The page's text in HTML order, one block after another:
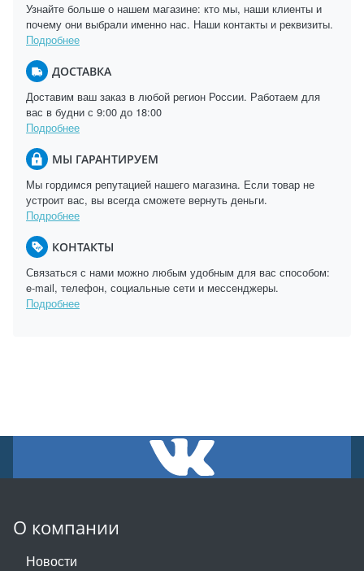
Узнайте больше о нашем магазине: кто мы, наши клиенты и
почему они выбрали именно нас. Наши контакты и реквизиты.
Подробнее
ДОСТАВКА
Доставим ваш заказ в любой регион России. Работаем для
вас в будни с 9:00 до 18:00
Подробнее
МЫ ГАРАНТИРУЕМ
Мы гордимся репутацией нашего магазина. Если товар не
устроит вас, вы всегда сможете вернуть деньги.
Подробнее
КОНТАКТЫ
Связаться с нами можно любым удобным для вас способом:
e-mail, телефон, социальные сети и мессенджеры.
Подробнее
О компании
Новости